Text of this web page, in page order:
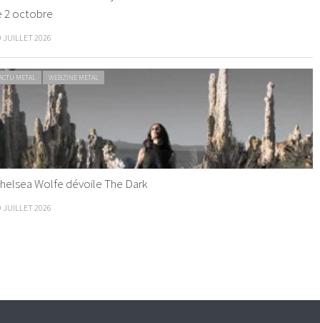
2 octobre
JUILLET 2026
METAL WEBZINE METAL
Wolfe dévoile The Dark
JUILLET 2026